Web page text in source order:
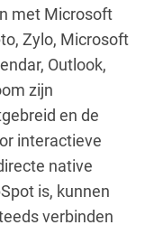
met Microsoft
Zylo, Microsoft
Outlook,
zijn
en de
interactieve
native
is, kunnen
verbinden